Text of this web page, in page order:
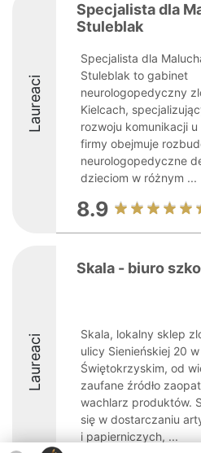
Laureaci
Specjalista dla
Stuleblak
Specjalista dla
Stuleblak to gabinet
neurologopedyczny
Kielcach,
rozwoju komunikacji
firmy obejmuje
neurologopedyczne
dzieciom w różnym ...
8.9
Laureaci
Skala - biuro
Skala, lokalny sklep
ulicy Sienieńskiej 20
Świętokrzyskim, od
zaufane źródło
wachlarz produktów.
się w dostarczaniu
i papierniczych, ...